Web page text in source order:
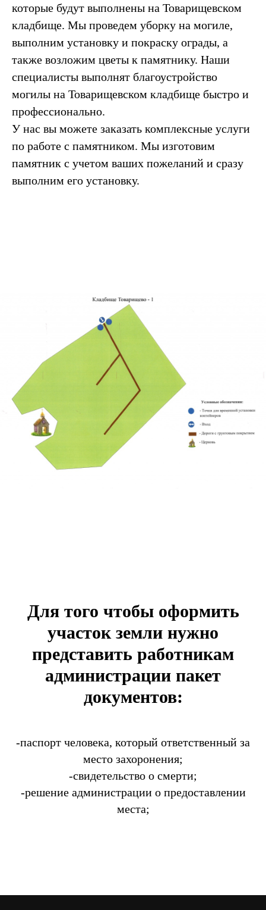
которые будут выполнены на Товарищевском
кладбище. Мы проведем уборку на могиле,
выполним установку и покраску ограды, а
также возложим цветы к памятнику. Наши
специалисты выполнят благоустройство
могилы на Товарищевском кладбище быстро и
профессионально.
У нас вы можете заказать комплексные услуги
по работе с памятником. Мы изготовим
памятник с учетом ваших пожеланий и сразу
выполним его установку.
Для того чтобы оформить
участок земли нужно
представить работникам
администрации пакет
документов:
-паспорт человека, который ответственный за
место захоронения;
-свидетельство о смерти;
-решение администрации о предоставлении
места;